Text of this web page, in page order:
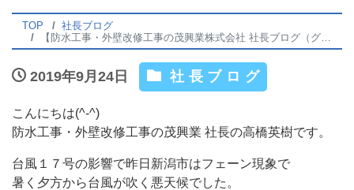
TOP
社長ブログ
【防水工事・外壁改修工事の茂興業株式会社 社長ブログ（グリーンカーテン撤去で・・・） NO.158】
2019年9月24日 社長ブログ
こんにちは(^-^)
防水工事・外壁改修工事の茂興業 社長の高橋英樹です。
台風１７号の影響で昨日新潟市はフェーン現象で
暑く夕方から台風が吹く悪天候でした。